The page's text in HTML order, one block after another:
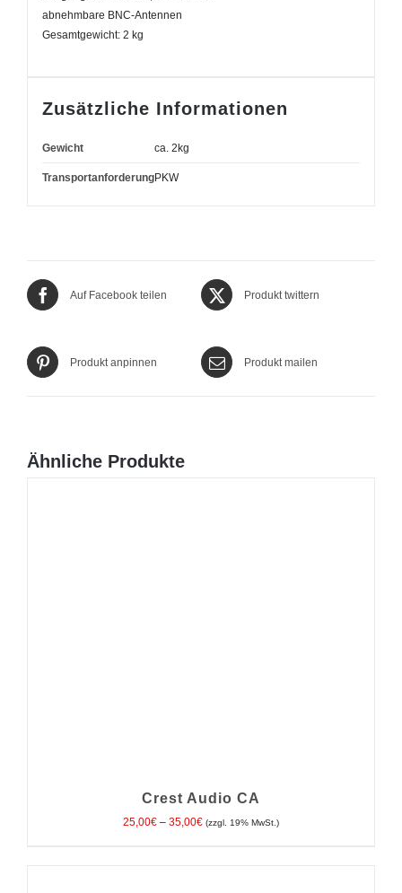
abnehmbare BNC-Antennen
Gesamtgewicht: 2 kg
Zusätzliche Informationen
Gewicht ca. 2kg
TransportanforderungPKW
Auf Facebook teilen Produkt twittern
Produkt anpinnen Produkt mailen
Ähnliche Produkte
Crest Audio CA
25,00€ – 35,00€Preisspanne:
(zzgl. 19% MwSt.)